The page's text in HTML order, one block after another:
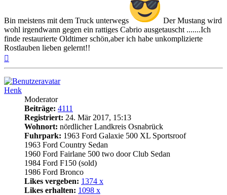
Bin meistens mit dem Truck unterwegs
Der Mustang wird
wohl irgendwann gegen ein rattiges Cabrio ausgetauscht .......Ich
finde restaurierte Oldtimer schön,aber ich habe unkomplizierte
Rostlauben lieben gelernt!!
Henk
Moderator
Beiträge: 4111
Registriert: 24. Mär 2017, 15:13
Wohnort: nördlicher Landkreis Osnabrück
Fuhrpark: 1963 Ford Galaxie 500 XL Sportsroof
1963 Ford Country Sedan
1960 Ford Fairlane 500 two door Club Sedan
1984 Ford F150 (sold)
1986 Ford Bronco
Likes vergeben: 1374 x
Likes erhalten: 1098 x